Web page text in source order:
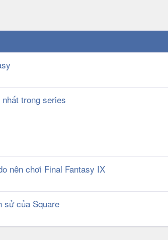
trong series
nên chơi Final Fantasy IX
sử của Square